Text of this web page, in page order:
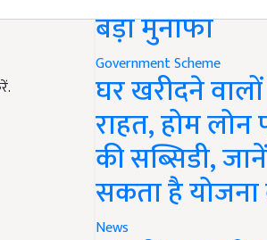
बड़ा मुनाफा
Government Scheme
घर खरीदने
राहत, होम लोन
की सब्सिडी,
सकता है
News